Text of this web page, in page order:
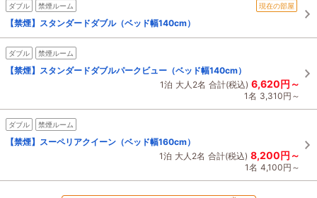
ダブル 禁煙ルーム 現在の部屋
【禁煙】スタンダードダブル（ベッド幅140cm）
ダブル 禁煙ルーム
【禁煙】スタンダードダブルパークビュー（ベッド幅140cm）
1泊 大人2名 合計(税込) 6,620円～
1名 3,310円～
ダブル 禁煙ルーム
【禁煙】スーペリアクイーン（ベッド幅160cm）
1泊 大人2名 合計(税込) 8,200円～
1名 4,100円～